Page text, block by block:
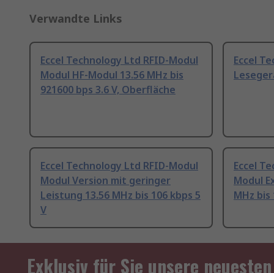
Verwandte Links
Eccel Technology Ltd RFID-Modul
Modul HF-Modul 13.56 MHz bis
921600 bps 3.6 V, Oberfläche
Eccel
Eccel Technology Ltd RFID-Modul
Modul Version mit geringer
Leistung 13.56 MHz bis 106 kbps 5
V
Eccel
Modul
MHz bis
Exklusiv für Sie unsere neuesten